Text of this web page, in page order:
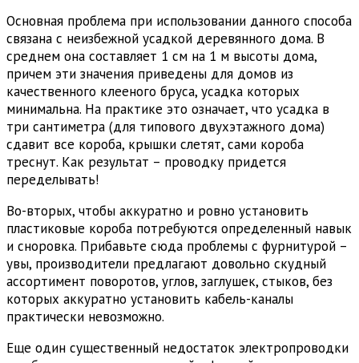
Основная проблема при использовании данного способа
связана с неизбежной усадкой деревянного дома. В
среднем она составляет 1 см на 1 м высоты дома,
причем эти значения приведены для домов из
качественного клееного бруса, усадка которых
минимальна. На практике это означает, что усадка в
три сантиметра (для типового двухэтажного дома)
сдавит все короба, крышки слетят, сами короба
треснут. Как результат – проводку придется
переделывать!
Во-вторых, чтобы аккуратно и ровно установить
пластиковые короба потребуются определенный навык
и сноровка. Прибавьте сюда проблемы с фурнитурой –
увы, производители предлагают довольно скудный
ассортимент поворотов, углов, заглушек, стыков, без
которых аккуратно установить кабель-каналы
практически невозможно.
Еще один существенный недостаток электропроводки